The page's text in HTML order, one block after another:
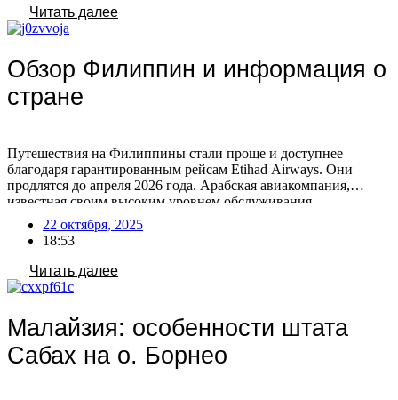
Читать далее
Обзор Филиппин и информация о
стране
Путешествия на Филиппины стали проще и доступнее
благодаря гарантированным рейсам Etihad Airways. Они
продлятся до апреля 2026 года. Арабская авиакомпания,
известная своим высоким уровнем обслуживания,
гарантирует приятные перелеты на протяжении всего пути.
Особой популярностью пользуются туры в зимний период
2025-2026, когда климат идеален для пляжного отдыха,
дайвинга и активных развлечений, обещая максимум
солнечных дней. Острова […]
22 октября, 2025
18:53
Читать далее
Малайзия: особенности штата
Сабах на о. Борнео